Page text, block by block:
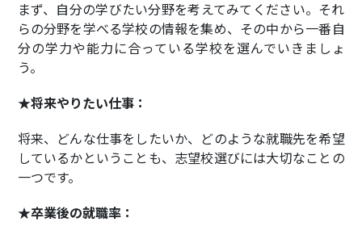
まず、自分の学びたい分野を考えてみてください。それ
らの分野を学べる学校の情報を集め、その中から一番自
分の学力や能力に合っている学校を選んでいきましょ
う。
★将来やりたい仕事：
将来、どんな仕事をしたいか、どのような就職先を希望
しているかということも、志望校選びには大切なことの
一つです。
★卒業後の就職率：